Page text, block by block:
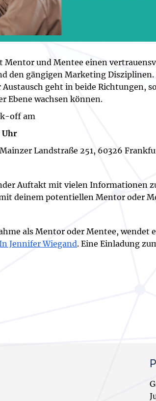
und Mentee einen
den gängigen Marketing
geht in beide Richtungen,
Ebene wachsen können.
off am
Uhr
Landstraße 251, 60326
Auftakt mit vielen Informationen
deinem potentiellen Mentor oder
als Mentor oder Mentee, wendet
Jennifer Wiegand. Eine Einladung